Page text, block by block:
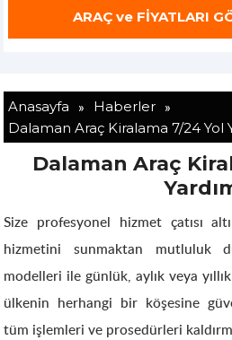
Anasayfa » Haberler »
Dalaman Araç Kiralama 7/24 Yol
Dalaman Araç
Size profesyonel hizmet çatısı
hizmetini sunmaktan mutluluk
modelleri ile günlük, aylık veya
ülkenin herhangi bir köşesine
tüm işlemleri ve prosedürleri